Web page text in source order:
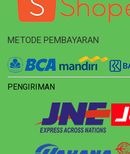
METODE PEMBAYARAN
PENGIRIMAN